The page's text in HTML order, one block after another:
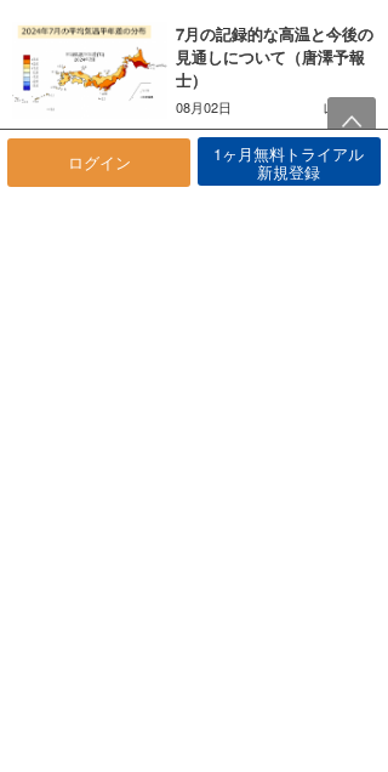
7月の記録的な高温と今後の
見通しについて（唐澤予報
士）
08月02日 レポート
日本財団「海と日本人」に
関する意識調査 2024
ログイン 1ヶ月無料トライアル
新規登録